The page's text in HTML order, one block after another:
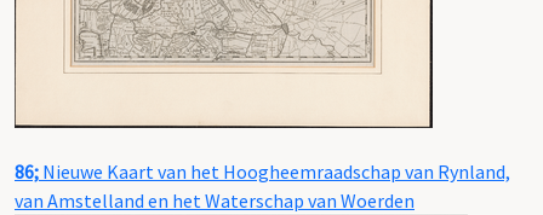
86; Nieuwe Kaart van het Hoogheemraadschap van Rynland,
van Amstelland en het Waterschap van Woerden